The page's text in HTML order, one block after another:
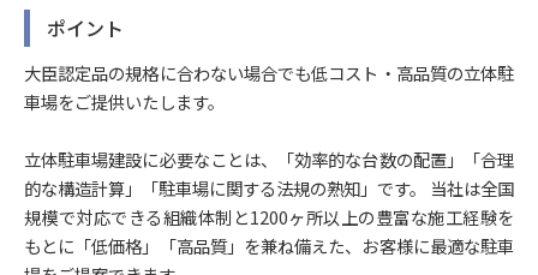
ポイント
大臣認定品の規格に合わない場合でも低コスト・高品質の立体駐
車場をご提供いたします。
立体駐車場建設に必要なことは、「効率的な台数の配置」「合理
的な構造計算」「駐車場に関する法規の熟知」です。 当社は全国
規模で対応できる組織体制と1200ヶ所以上の豊富な施工経験を
もとに「低価格」「高品質」を兼ね備えた、お客様に最適な駐車